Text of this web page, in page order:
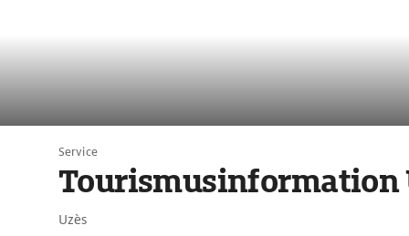
Service
Tourismusinformation
Uzès